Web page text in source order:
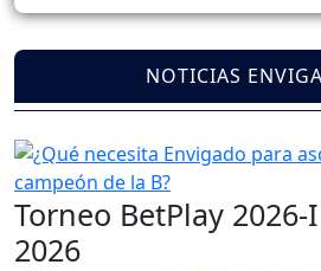
NOTICIAS
Torneo BetPlay 2026-
2026